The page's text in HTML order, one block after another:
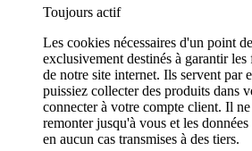
Toujours actif
Les cookies nécessaires d'un point
exclusivement destinés à garantir
de notre site internet. Ils servent par
puissiez collecter des produits dans
connecter à votre compte client. Il
remonter jusqu'à vous et les
en aucun cas transmises à des tiers.